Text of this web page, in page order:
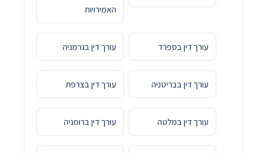
האמירויות
עורך דין בספרד עורך דין בגרמניה
עורך דין בבריטניה עורך דין בצרפת
עורך דין במלטה עורך דין ברומניה